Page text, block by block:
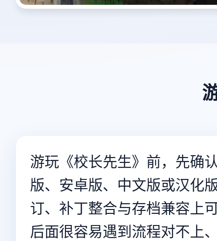
游玩《校长先生》前，先确
版、安卓版、中文版或汉化
订、补丁整合与存档兼容上
后面很容易遇到流程对不上